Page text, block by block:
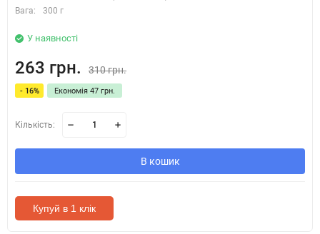
Вага:
300 г
У наявності
263 грн. 310 грн.
- 16% Економія 47 грн.
Кількість:
В кошик
Купуй в 1 клік